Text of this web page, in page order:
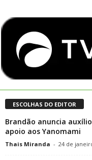
ESCOLHAS DO EDITOR
Brandão anuncia
apoio aos Yanomami
Thais Miranda - 24 de